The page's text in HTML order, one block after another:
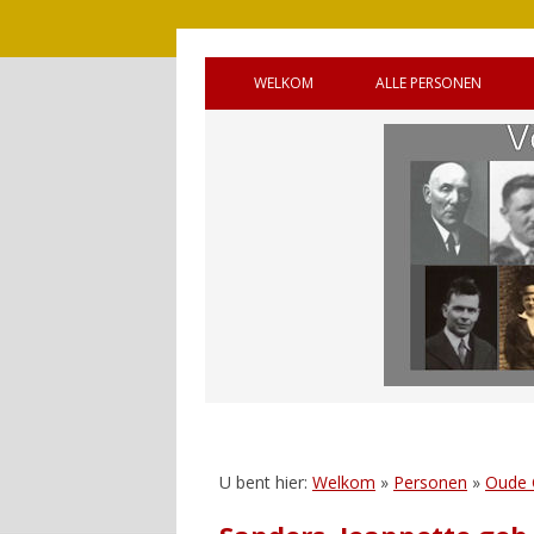
WELKOM ALLE PERSONEN
OUDE GEMEENTE
OUDE
OUDE GEMEENTE
SQUADRONS
CANADEES
VIJF
U bent hier: Welkom » Personen » Oude